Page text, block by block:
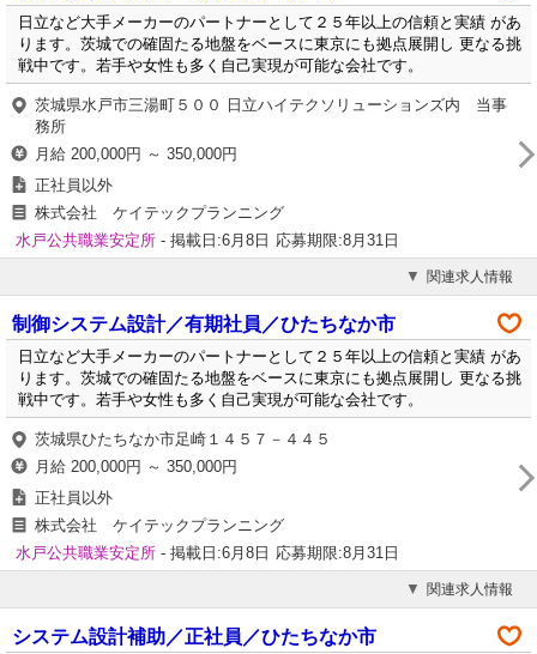
日立など大手メーカーのパートナーとして２５年以上の信頼と実績 があ
ります。茨城での確固たる地盤をベースに東京にも拠点展開し 更なる挑
戦中です。若手や女性も多く自己実現が可能な会社です。
茨城県水戸市三湯町５００ 日立ハイテクソリューションズ内 当事
務所
月給 200,000円 ～ 350,000円
正社員以外
株式会社 ケイテックプランニング
水戸公共職業安定所 - 掲載日:6月8日 応募期限:8月31日
関連求人情報
制御システム設計／有期社員／ひたちなか市
日立など大手メーカーのパートナーとして２５年以上の信頼と実績 があ
ります。茨城での確固たる地盤をベースに東京にも拠点展開し 更なる挑
戦中です。若手や女性も多く自己実現が可能な会社です。
茨城県ひたちなか市足崎１４５７－４４５
月給 200,000円 ～ 350,000円
正社員以外
株式会社 ケイテックプランニング
水戸公共職業安定所 - 掲載日:6月8日 応募期限:8月31日
関連求人情報
システム設計補助／正社員／ひたちなか市